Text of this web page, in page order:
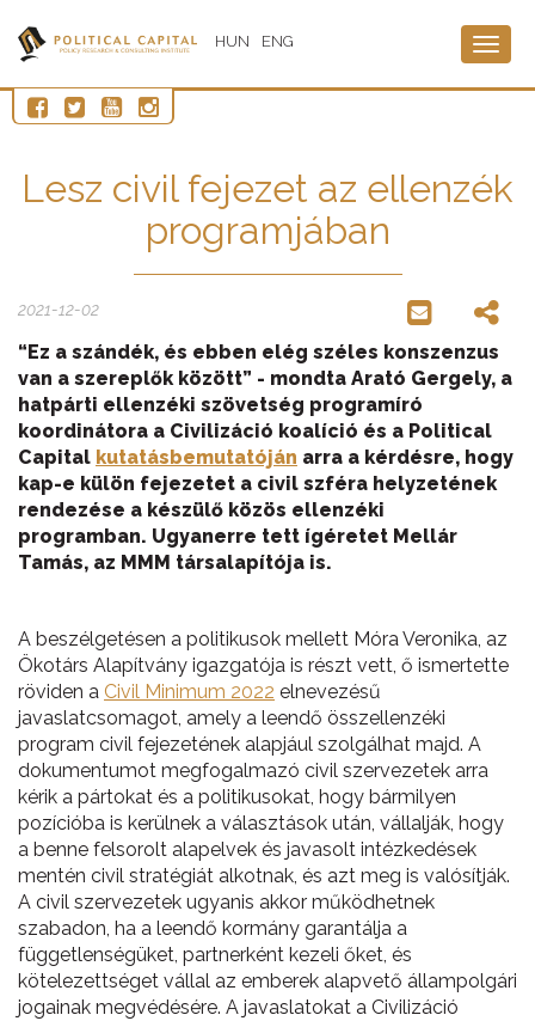
HUN ENG
Lesz civil fejezet az ellenzék
programjában
2021-12-02
“Ez a szándék, és ebben elég széles konszenzus
van a szereplők között” - mondta Arató Gergely, a
hatpárti ellenzéki szövetség programíró
koordinátora a Civilizáció koalíció és a Political
Capital kutatásbemutatóján arra a kérdésre, hogy
kap-e külön fejezetet a civil szféra helyzetének
rendezése a készülő közös ellenzéki
programban. Ugyanerre tett ígéretet Mellár
Tamás, az MMM társalapítója is.
A beszélgetésen a politikusok mellett Móra Veronika, az
Ökotárs Alapítvány igazgatója is részt vett, ő ismertette
röviden a Civil Minimum 2022 elnevezésű
javaslatcsomagot, amely a leendő összellenzéki
program civil fejezetének alapjául szolgálhat majd. A
dokumentumot megfogalmazó civil szervezetek arra
kérik a pártokat és a politikusokat, hogy bármilyen
pozícióba is kerülnek a választások után, vállalják, hogy
a benne felsorolt alapelvek és javasolt intézkedések
mentén civil stratégiát alkotnak, és azt meg is valósítják.
A civil szervezetek ugyanis akkor működhetnek
szabadon, ha a leendő kormány garantálja a
függetlenségüket, partnerként kezeli őket, és
kötelezettséget vállal az emberek alapvető állampolgári
jogainak megvédésére. A javaslatokat a Civilizáció